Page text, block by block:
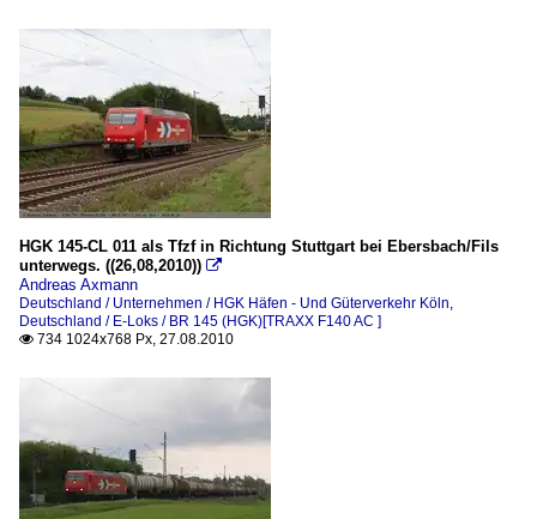
HGK 145-CL 011 als Tfzf in Richtung Stuttgart bei Ebersbach/Fils
unterwegs. ((26,08,2010)) 
Andreas Axmann
Deutschland / Unternehmen / HGK Häfen - Und Güterverkehr Köln,
Deutschland / E-Loks / BR 145 (HGK)[TRAXX F140 AC ]
 734 1024x768 Px, 27.08.2010